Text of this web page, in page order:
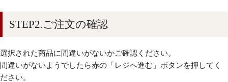
STEP2.ご注文の確認
選択された商品に間違いがないかご確認ください。
間違いがないようでしたら赤の「レジへ進む」ボタンを押してく
ださい。